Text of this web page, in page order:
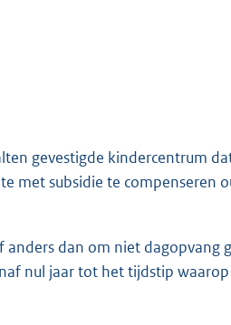
gevestigde kindercentrum
met subsidie te compenseren
dan om niet dagopvang
nul jaar tot het tijdstip